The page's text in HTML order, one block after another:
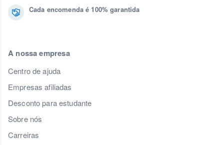
Cada encomenda é 100% garantida
A nossa empresa
Centro de ajuda
Empresas afiliadas
Desconto para estudante
Sobre nós
Carreiras